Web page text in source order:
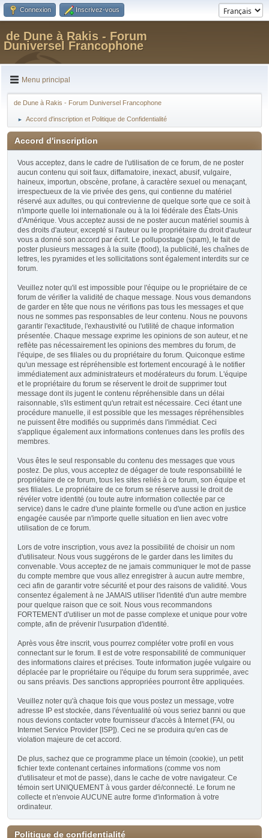
Connexion Inscrivez-vous
de Dune à Rakis - Forum
Duniversel Francophone
Menu principal
de Dune à Rakis - Forum Duniversel Francophone
► Accord d'inscription et Politique de Confidentialité
Accord d'inscription
Vous acceptez, dans le cadre de l'utilisation de ce forum, de ne poster
aucun contenu qui soit faux, diffamatoire, inexact, abusif, vulgaire,
haineux, importun, obscène, profane, à caractère sexuel ou menaçant,
irrespectueux de la vie privée des gens, qui contienne du matériel
réservé aux adultes, ou qui contrevienne de quelque sorte que ce soit à
n'importe quelle loi internationale ou à la loi fédérale des États-Unis
d'Amérique. Vous acceptez aussi de ne poster aucun matériel soumis à
des droits d'auteur, excepté si l'auteur ou le propriétaire du droit d'auteur
vous a donné son accord par écrit. Le pollupostage (spam), le fait de
poster plusieurs messages à la suite (flood), la publicité, les chaînes de
lettres, les pyramides et les sollicitations sont également interdits sur ce
forum.
Veuillez noter qu'il est impossible pour l'équipe ou le propriétaire de ce
forum de vérifier la validité de chaque message. Nous vous demandons
de garder en tête que nous ne vérifions pas tous les messages et que
nous ne sommes pas responsables de leur contenu. Nous ne pouvons
garantir l'exactitude, l'exhaustivité ou l'utilité de chaque information
présentée. Chaque message exprime les opinions de son auteur, et ne
reflète pas nécessairement les opinions des membres du forum, de
l'équipe, de ses filiales ou du propriétaire du forum. Quiconque estime
qu'un message est répréhensible est fortement encouragé à le notifier
immédiatement aux administrateurs et modérateurs du forum. L'équipe
et le propriétaire du forum se réservent le droit de supprimer tout
message dont ils jugent le contenu répréhensible dans un délai
raisonnable, s'ils estiment qu'un retrait est nécessaire. Ceci étant une
procédure manuelle, il est possible que les messages répréhensibles
ne puissent être modifiés ou supprimés dans l'immédiat. Ceci
s'applique également aux informations contenues dans les profils des
membres.
Vous êtes le seul responsable du contenu des messages que vous
postez. De plus, vous acceptez de dégager de toute responsabilité le
propriétaire de ce forum, tous les sites reliés à ce forum, son équipe et
ses filiales. Le propriétaire de ce forum se réserve aussi le droit de
révéler votre identité (ou toute autre information collectée par ce
service) dans le cadre d'une plainte formelle ou d'une action en justice
engagée causée par n'importe quelle situation en lien avec votre
utilisation de ce forum.
Lors de votre inscription, vous avez la possibilité de choisir un nom
d'utilisateur. Nous vous suggérons de le garder dans les limites du
convenable. Vous acceptez de ne jamais communiquer le mot de passe
du compte membre que vous allez enregistrer à aucun autre membre,
ceci afin de garantir votre sécurité et pour des raisons de validité. Vous
consentez également à ne JAMAIS utiliser l'identité d'un autre membre
pour quelque raison que ce soit. Nous vous recommandons
FORTEMENT d'utiliser un mot de passe complexe et unique pour votre
compte, afin de prévenir l'usurpation d'identité.
Après vous être inscrit, vous pourrez compléter votre profil en vous
connectant sur le forum. Il est de votre responsabilité de communiquer
des informations claires et précises. Toute information jugée vulgaire ou
déplacée par le propriétaire ou l'équipe du forum sera supprimée, avec
ou sans préavis. Des sanctions appropriées pourront être appliquées.
Veuillez noter qu'à chaque fois que vous postez un message, votre
adresse IP est stockée, dans l'éventualité où vous seriez banni ou que
nous devions contacter votre fournisseur d'accès à Internet (FAI, ou
Internet Service Provider [ISP]). Ceci ne se produira qu'en cas de
violation majeure de cet accord.
De plus, sachez que ce programme place un témoin (cookie), un petit
fichier texte contenant certaines informations (comme vos nom
d'utilisateur et mot de passe), dans le cache de votre navigateur. Ce
témoin sert UNIQUEMENT à vous garder dé/connecté. Le forum ne
collecte et n'envoie AUCUNE autre forme d'information à votre
ordinateur.
Politique de confidentialité